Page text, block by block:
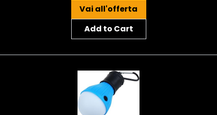
Vai all'offerta
Add to Cart